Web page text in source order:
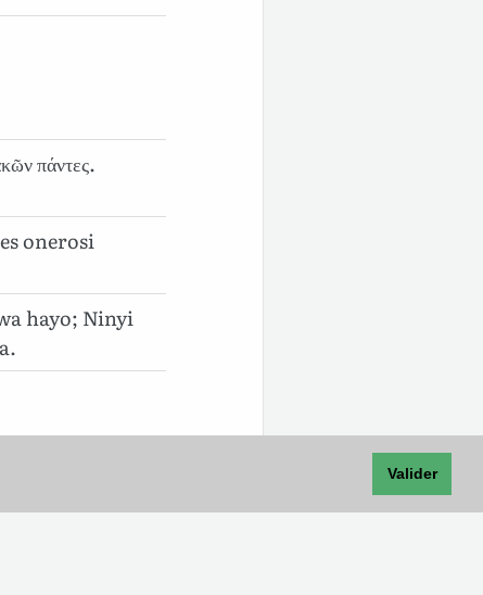
Valider
πάντες.
onerosi
hayo; Ninyi